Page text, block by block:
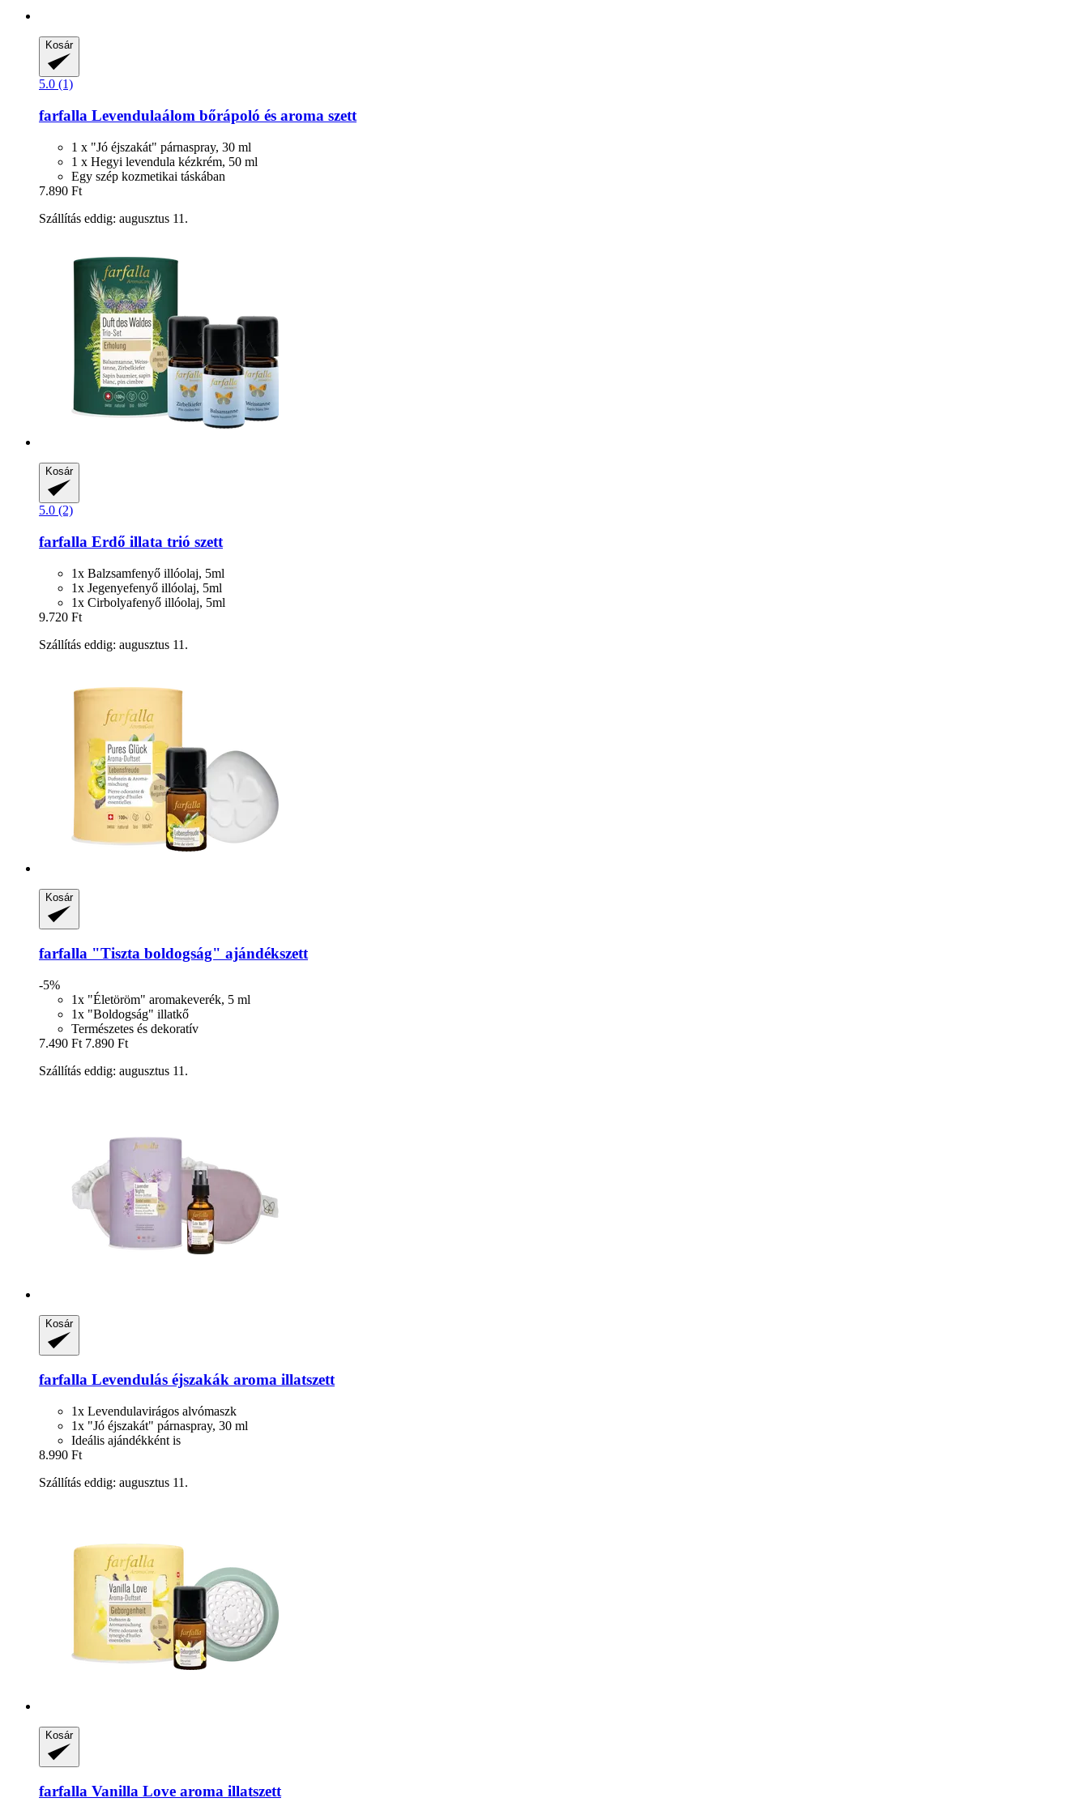
Kosár
5.0 (1)
farfalla Levendulaálom bőrápoló és aroma szett
1 x "Jó éjszakát" párnaspray, 30 ml
1 x Hegyi levendula kézkrém, 50 ml
Egy szép kozmetikai táskában
7.890 Ft
Szállítás eddig: augusztus 11.
Kosár
5.0 (2)
farfalla Erdő illata trió szett
1x Balzsamfenyő illóolaj, 5ml
1x Jegenyefenyő illóolaj, 5ml
1x Cirbolyafenyő illóolaj, 5ml
9.720 Ft
Szállítás eddig: augusztus 11.
Kosár
farfalla "Tiszta boldogság" ajándékszett
-5%
1x "Életöröm" aromakeverék, 5 ml
1x "Boldogság" illatkő
Természetes és dekoratív
7.490 Ft 7.890 Ft
Szállítás eddig: augusztus 11.
Kosár
farfalla Levendulás éjszakák aroma illatszett
1x Levendulavirágos alvómaszk
1x "Jó éjszakát" párnaspray, 30 ml
Ideális ajándékként is
8.990 Ft
Szállítás eddig: augusztus 11.
Kosár
farfalla Vanilla Love aroma illatszett